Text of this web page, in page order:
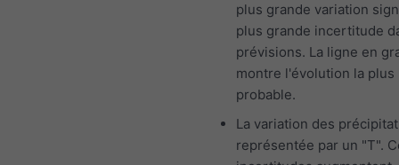
plus grande variation
plus grande incertitude
prévisions. La ligne en
montre l'évolution la plus
probable.
La variation des
représentée par un "T".